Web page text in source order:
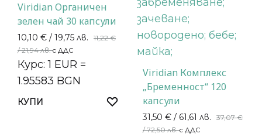
Viridian Органичен
зелен чай 30 капсули
10,10 € / 19,75 лв. 11,22€
/ 21,94 лв.с ДДС
Курс: 1 EUR =
1.95583 BGN
КУПИ
Viridian Комплекс
„Бременност“ 120
капсули
31,50 € / 61,61 лв. 37,07€
/ 72,50 лв.с ДДС